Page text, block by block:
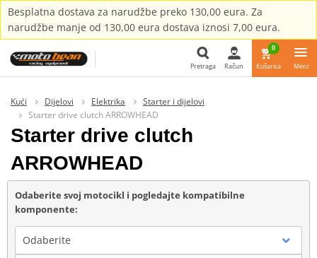
Besplatna dostava za narudžbe preko 130,00 eura. Za
narudžbe manje od 130,00 eura dostava iznosi 7,00 eura.
Pretraga Račun
0
Košarica Meni
Kući Dijelovi Elektrika
Starter i dijelovi
Starter drive clutch ARROWHEAD
Starter drive clutch
ARROWHEAD
Odaberite svoj motocikl i pogledajte kompatibilne
komponente:
Odaberite